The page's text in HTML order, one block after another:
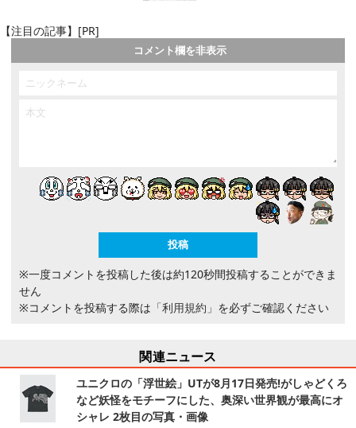
【注目の記事】[PR]
コメント欄を非表示
※一度コメントを投稿した後は約120秒間投稿することができま
せん
※コメントを投稿する際は 「利用規約」 を必ずご確認ください
関連ニュース
ユニクロの「浮世絵」UTが8月17日発売!がしゃどくろ
など妖怪をモチーフにした、奥深い世界観が最高にオ
シャレ 2枚目の写真・画像